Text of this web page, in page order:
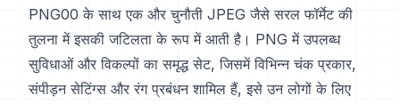
PNG00 के साथ एक और चुनौती JPEG जैसे सरल फॉर्मेट की
तुलना में इसकी जटिलता के रूप में आती है। PNG में उपलब्ध
सुविधाओं और विकल्पों का समृद्ध सेट, जिसमें विभिन्न चंक प्रकार,
संपीड़न सेटिंग्स और रंग प्रबंधन शामिल हैं, इसे उन लोगों के लिए